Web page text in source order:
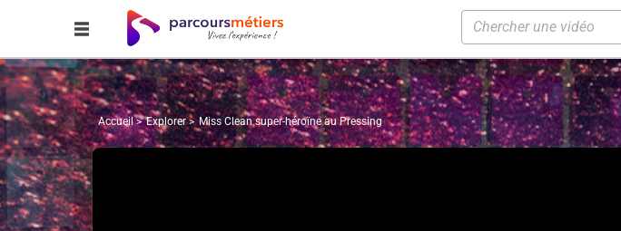
Accueil Explorer Miss Clean super-héroïne au Pressing